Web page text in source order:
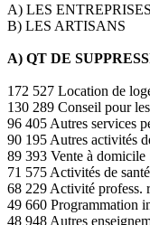
A) LES
B) LES ARTISANS
A) QT DE
172 527 Location de
130 289 Conseil pour
96 405 Autres services
90 195 Autres activités
89 393 Vente à
71 575 Activités de
68 229 Activité profess.
49 660 Programmation
48 948 Autres